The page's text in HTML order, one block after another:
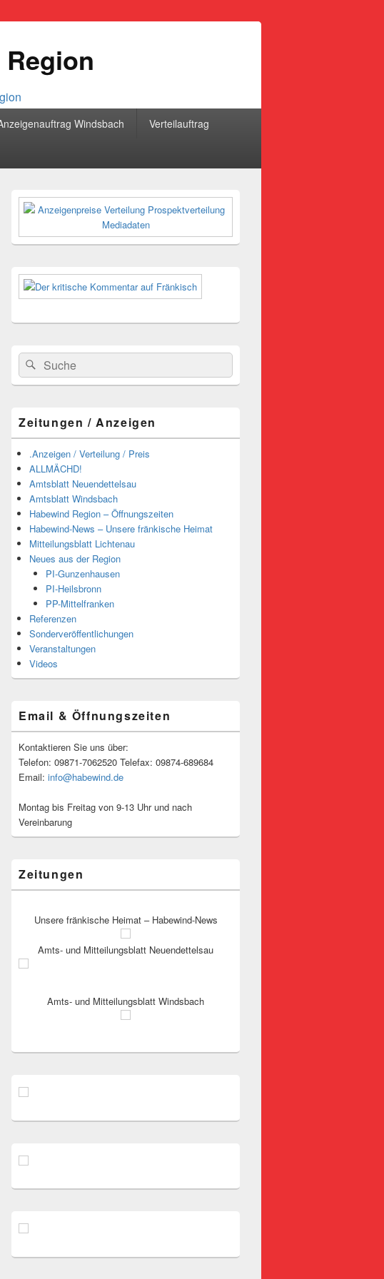
Windsbach Verteilauftrag
Primärer
Seitenleisten-
Suchen
nach:
Suchen
Zeitungen / Anzeigen
.Anzeigen / Verteilung / Preis
ALLMÄCHD!
Amtsblatt Neuendettelsau
Amtsblatt Windsbach
Habewind Region – Öffnungszeiten
Habewind-News – Unsere fränkische Heimat
Mitteilungsblatt Lichtenau
Neues aus der Region
PI-Gunzenhausen
PI-Heilsbronn
PP-Mittelfranken
Referenzen
Sonderveröffentlichungen
Veranstaltungen
Videos
Email & Öffnungszeiten
Kontaktieren Sie uns über:
Telefon: 09871-7062520 Telefax: 09874-689684
Email: info@habewind.de
Montag bis Freitag von 9-13 Uhr und nach
Vereinbarung
Zeitungen
Unsere fränkische Heimat – Habewind-News
Amts- und Mitteilungsblatt Neuendettelsau
Amts- und Mitteilungsblatt Windsbach